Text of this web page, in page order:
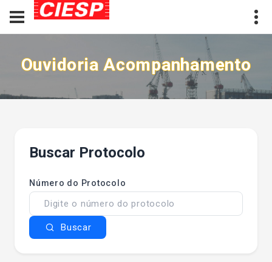
Ouvidoria Acompanhamento
Buscar Protocolo
Número do Protocolo
Buscar